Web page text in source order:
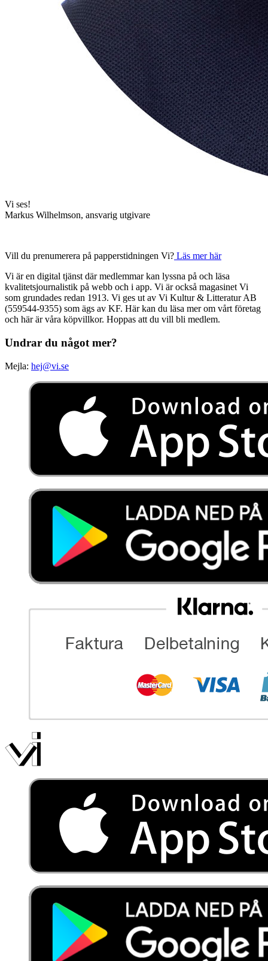
Vi ses!
Markus Wilhelmson, ansvarig utgivare
Vill du prenumerera på papperstidningen Vi? Läs mer här
Vi är en digital tjänst där medlemmar kan lyssna på och läsa
kvalitetsjournalistik på webb och i app. Vi är också magasinet Vi
som grundades redan 1913. Vi ges ut av Vi Kultur & Litteratur AB
(559544-9355) som ägs av KF. Här kan du läsa mer om vårt företag
och här är våra köpvillkor. Hoppas att du vill bli medlem.
Undrar du något mer?
Mejla: hej@vi.se